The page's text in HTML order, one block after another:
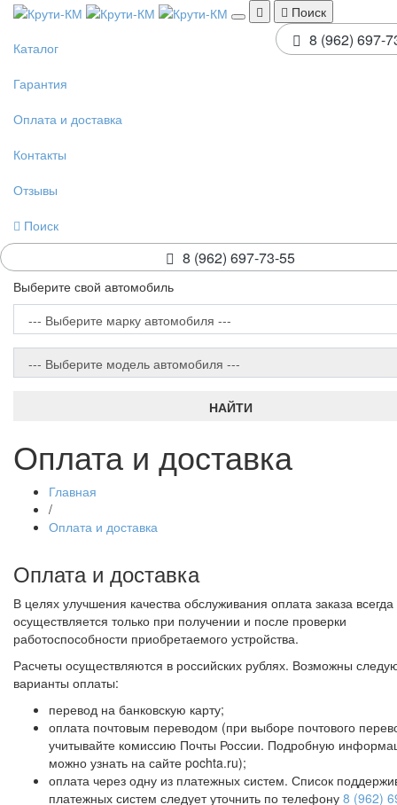
Поиск
8 (962) 697-
Каталог
Гарантия
Оплата и доставка
Контакты
Отзывы
Поиск
8 (962) 697-73-55
Выберите свой автомобиль
НАЙТИ
Оплата и доставка
Главная
/
Оплата и доставка
Оплата и доставка
В целях улучшения качества обслуживания оплата заказа всегда
осуществляется только при получении и после проверки
работоспособности приобретаемого устройства.
Расчеты осуществляются в российских рублях. Возможны
варианты оплаты:
перевод на банковскую карту;
оплата почтовым переводом (при выборе почтового
учитывайте комиссию Почты России. Подробную
можно узнать на сайте pochta.ru);
оплата через одну из платежных систем. Список
платежных систем следует уточнить по телефону 8 (962)